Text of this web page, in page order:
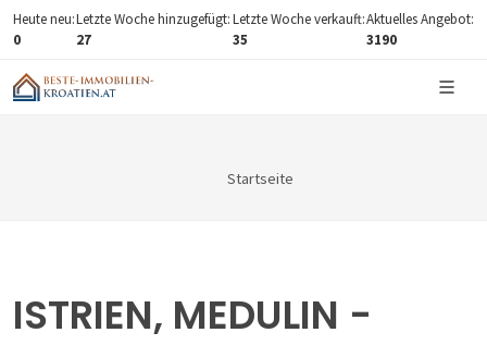
Heute neu:
0
Letzte Woche hinzugefügt:
27
Letzte Woche verkauft:
35
Aktuelles Angebot:
3190
Startseite
ISTRIEN, MEDULIN -